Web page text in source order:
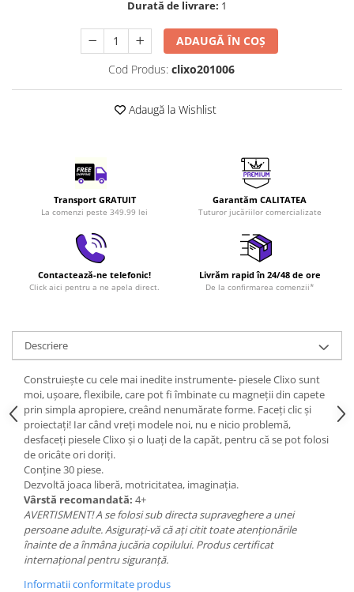
LEGO Creator Expert
LEGO Architecture
LEGO Ideas
LEGO Speed Champions
Durată de livrare: 1
ADAUGĂ ÎN COȘ
Cod Produs: clixo201006
Adaugă la Wishlist
Transport GRATUIT
La comenzi peste 349.99 lei
Garantăm CALITATEA
Tuturor jucăriilor comercializate
Contactează-ne telefonic!
Click aici pentru a ne apela direct.
Livrăm rapid în 24/48 de ore
De la confirmarea comenzii*
Descriere
Construiește cu cele mai inedite instrumente- piesele Clixo sunt
moi, ușoare, flexibile, care pot fi îmbinate cu magneții din capete
prin simpla apropiere, creând nenumărate forme. Faceți clic și
proiectați! Iar când vreți modele noi, nu e nicio problemă,
desfaceți piesele Clixo și o luați de la capăt, pentru că se pot folosi
de oricâte ori doriți.
Conține 30 piese.
Dezvoltă joaca liberă, motricitatea, imaginația.
Vârstă recomandată: 4+
AVERTISMENT! A se folosi sub directa supraveghere a unei
persoane adulte. Asigurați-vă că ați citit toate atenționările
înainte de a înmâna jucăria copilului. Produs certificat
internațional pentru siguranță.
Informatii conformitate produs